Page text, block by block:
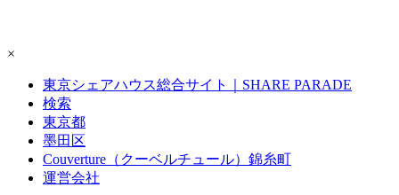
×
東京シェアハウス総合サイト｜SHARE PARADE
検索
東京都
墨田区
Couverture（クーベルチュール）錦糸町
運営会社